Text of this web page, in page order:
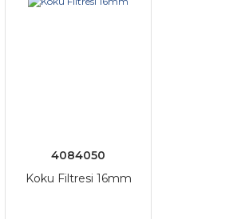
4084050
Koku Filtresi 16mm